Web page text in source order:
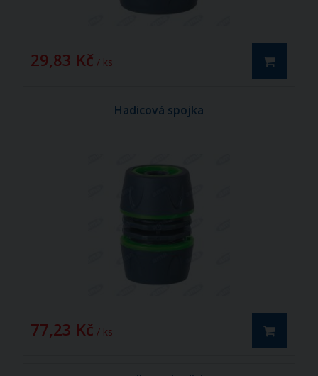
29,83 Kč / ks
Hadicová spojka
77,23 Kč / ks